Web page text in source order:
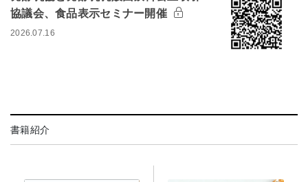
協議会、食品表示セミナー開催
2026.07.16
書籍紹介